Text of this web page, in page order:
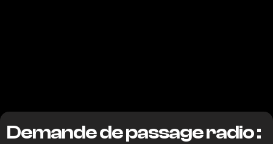
Demande de passage radio :